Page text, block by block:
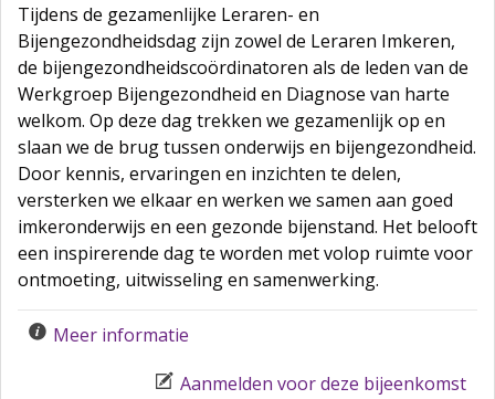
Tijdens de gezamenlijke Leraren- en
Bijengezondheidsdag zijn zowel de Leraren Imkeren,
de bijengezondheidscoördinatoren als de leden van de
Werkgroep Bijengezondheid en Diagnose van harte
welkom. Op deze dag trekken we gezamenlijk op en
slaan we de brug tussen onderwijs en bijengezondheid.
Door kennis, ervaringen en inzichten te delen,
versterken we elkaar en werken we samen aan goed
imkeronderwijs en een gezonde bijenstand. Het belooft
een inspirerende dag te worden met volop ruimte voor
ontmoeting, uitwisseling en samenwerking.
Meer informatie
Aanmelden voor deze bijeenkomst